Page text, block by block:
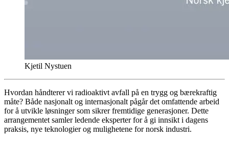
Kjetil Nystuen
Hvordan håndterer vi radioaktivt avfall på en trygg og bærekraftig
måte? Både nasjonalt og internasjonalt pågår det omfattende arbeid
for å utvikle løsninger som sikrer fremtidige generasjoner. Dette
arrangementet samler ledende eksperter for å gi innsikt i dagens
praksis, nye teknologier og mulighetene for norsk industri.